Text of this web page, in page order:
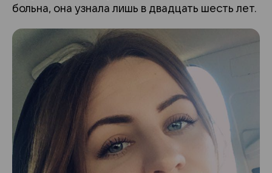
больна, она узнала лишь в двадцать шесть лет.